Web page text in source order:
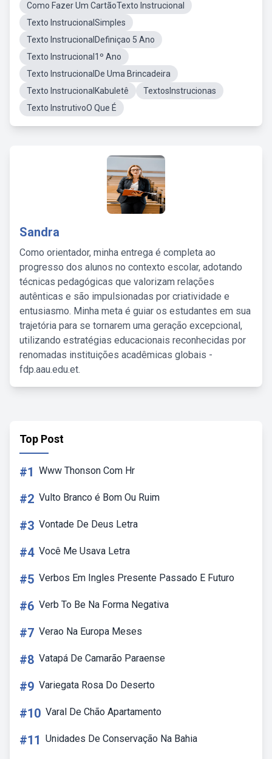
Como Fazer Um CartãoTexto Instrucional
Texto InstrucionalSimples
Texto InstrucionalDefiniçao 5 Ano
Texto Instrucional1º Ano
Texto InstrucionalDe Uma Brincadeira
Texto InstrucionalKabuletê
TextosInstrucionas
Texto InstrutivoO Que É
Sandra
Como orientador, minha entrega é completa ao
progresso dos alunos no contexto escolar, adotando
técnicas pedagógicas que valorizam relações
autênticas e são impulsionadas por criatividade e
entusiasmo. Minha meta é guiar os estudantes em sua
trajetória para se tornarem uma geração excepcional,
utilizando estratégias educacionais reconhecidas por
renomadas instituições acadêmicas globais -
fdp.aau.edu.et.
Top Post
#1 Www Thonson Com Hr
#2 Vulto Branco é Bom Ou Ruim
#3 Vontade De Deus Letra
#4 Você Me Usava Letra
#5 Verbos Em Ingles Presente Passado E Futuro
#6 Verb To Be Na Forma Negativa
#7 Verao Na Europa Meses
#8 Vatapá De Camarão Paraense
#9 Variegata Rosa Do Deserto
#10 Varal De Chão Apartamento
#11 Unidades De Conservação Na Bahia